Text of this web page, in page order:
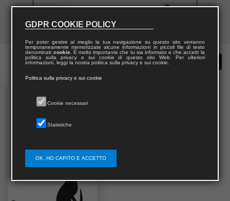
GDPR COOKIE POLICY
Per poter gestire al meglio la tua navigazione su questo sito verranno
temporaneamente memorizzate alcune informazioni in piccoli file di testo
denominati cookie. È molto importante che tu sia informato e che accetti la
politica sulla privacy e sui cookie di questo sito Web. Per ulteriori
informazioni, leggi la nostra politica sulla privacy e sui cookie.
Politica sulla privacy e sui cookie
Cookie necessari
Statistiche
OK, HO CAPITO E ACCETTO